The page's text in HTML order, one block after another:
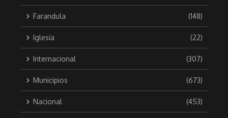
Farandula (148)
Iglesia (22)
Internacional (307)
Municipios (673)
Nacional (453)